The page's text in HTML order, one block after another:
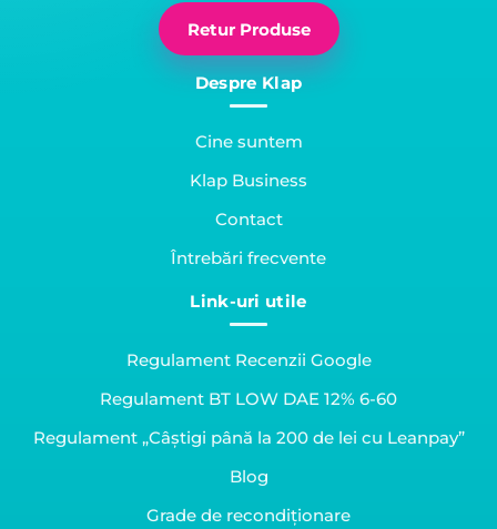
Retur Produse
Despre Klap
Cine suntem
Klap Business
Contact
Întrebări frecvente
Link-uri utile
Regulament Recenzii Google
Regulament BT LOW DAE 12% 6-60
Regulament „Câștigi până la 200 de lei cu Leanpay”
Blog
Grade de recondiționare